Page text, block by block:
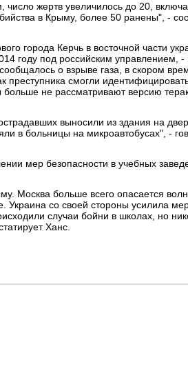
жертв увеличилось до 20,
в Крыму, более 50 ранены", -
города Керчь в восточной части
году под российским управлением, -
о взрыве газа, в скором
преступника смогли
не рассматривают версию
выносили из здания на
в больницы на микроавтобусах", -
мер безопасности в учебных
Москва больше всего опасается
Украина со своей стороны усилила
случаи бойни в школах, но
Ханс.